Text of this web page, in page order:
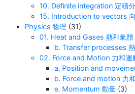
10. Definite integration 定積
15. Introduction to vectors
Physics 物理 (31)
01. Heat and Gases 熱和氣體
b. Transfer processes
02. Force and Motion 力和運
a. Position and
b. Force and motion 力
e. Momentum 動量 (3)